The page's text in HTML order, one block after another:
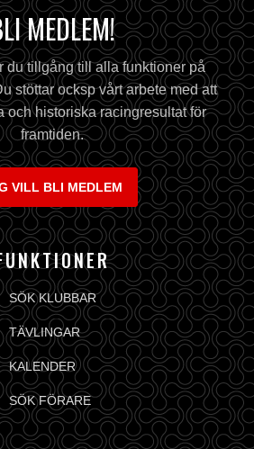
MEDLEM!
du tillgång till alla funktioner på
stöttar ocksp vårt arbete med att
och historiska racingresultat för
framtiden.
VILL BLI MEDLEM
SÖK KLUBBAR
TÄVLINGAR
KALENDER
SÖK FÖRARE